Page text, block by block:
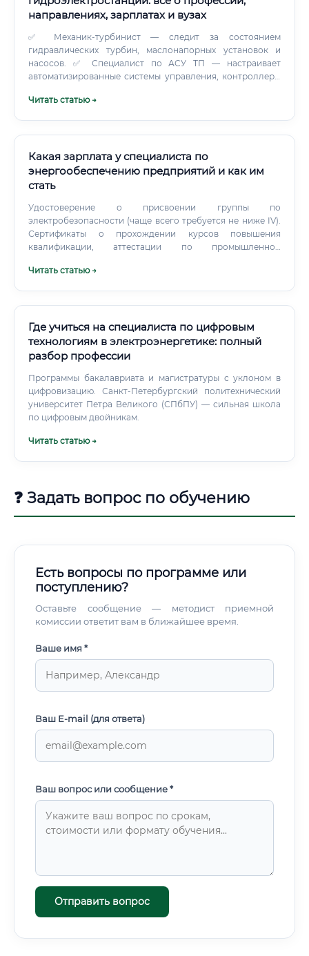
направлениях, зарплатах и вузах
✅ Механик-турбинист — следит за состоянием
гидравлических турбин, маслонапорных установок и
насосов. ✅ Специалист по АСУ ТП — настраивает
автоматизированные системы управления, контроллеры
гигантские сооружения вроде Саяно-Шушенской или
Читать статью →
Какая зарплата у специалиста по
энергообеспечению предприятий и как им
стать
Удостоверение о присвоении группы по
электробезопасности (чаще всего требуется не ниже IV).
Сертификаты о прохождении курсов повышения
квалификации, аттестации по промышленной
Читать статью →
Где учиться на специалиста по цифровым
технологиям в электроэнергетике: полный
разбор профессии
Программы бакалавриата и магистратуры с уклоном в
цифровизацию. Санкт-Петербургский политехнический
университет Петра Великого (СПбПУ) — сильная школа
по цифровым двойникам.
Читать статью →
❓ Задать вопрос по обучению
Есть вопросы по программе или
поступлению?
Оставьте сообщение — методист приемной
комиссии ответит вам в ближайшее время.
Ваше имя *
Ваш E-mail (для ответа)
Ваш вопрос или сообщение *
Отправить вопрос